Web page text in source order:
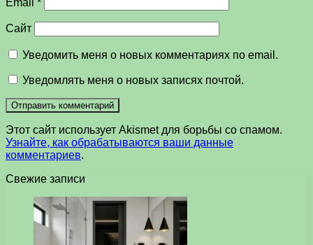
Сайт
Уведомить меня о новых комментариях по email.
Уведомлять меня о новых записях почтой.
Этот сайт использует Akismet для борьбы со спамом.
Узнайте, как обрабатываются ваши данные
комментариев.
Свежие записи